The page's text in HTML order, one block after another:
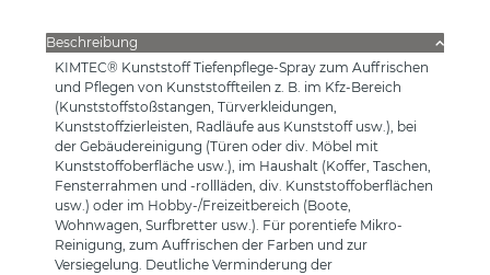
Beschreibung
KIMTEC® Kunststoff Tiefenpflege-Spray zum Auffrischen
und Pflegen von Kunststoffteilen z. B. im Kfz-Bereich
(Kunststoffstoßstangen, Türverkleidungen,
Kunststoffzierleisten, Radläufe aus Kunststoff usw.), bei
der Gebäudereinigung (Türen oder div. Möbel mit
Kunststoffoberfläche usw.), im Haushalt (Koffer, Taschen,
Fensterrahmen und -rollläden, div. Kunststoffoberflächen
usw.) oder im Hobby-/Freizeitbereich (Boote,
Wohnwagen, Surfbretter usw.). Für porentiefe Mikro-
Reinigung, zum Auffrischen der Farben und zur
Versiegelung. Deutliche Verminderung der